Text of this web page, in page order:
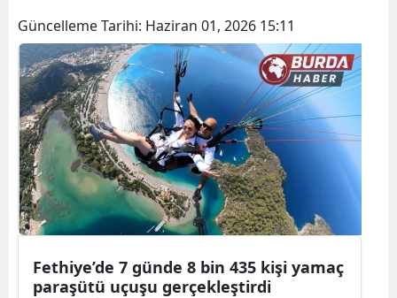
Güncelleme Tarihi: Haziran 01, 2026 15:11
Fethiye’de 7 günde 8 bin 435 kişi yamaç
paraşütü uçuşu gerçekleştirdi